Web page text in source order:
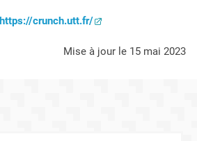
https://crunch.utt.fr/
mise à jour le 15 mai 2023